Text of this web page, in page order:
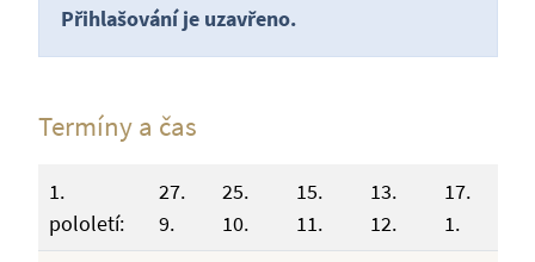
Přihlašování je uzavřeno.
Termíny a čas
1.
pololetí:
27.
9.
25.
10.
15.
11.
13.
12.
17.
1.